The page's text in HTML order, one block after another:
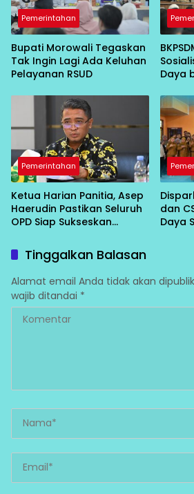
Pemerintahan
Bupati Morowali Tegaskan
Tak Ingin Lagi Ada Keluhan
Pelayanan RSUD
Daya
Pemerintahan
Ketua Harian Panitia, Asep
Haerudin Pastikan Seluruh
OPD Siap Sukseskan
Morowali
dan
Daya
Tinggalkan Balasan
Alamat email Anda tidak akan
wajib ditandai *